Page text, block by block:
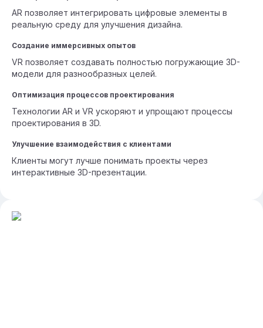
AR позволяет интегрировать цифровые элементы в
реальную среду для улучшения дизайна.
Создание иммерсивных опытов
VR позволяет создавать полностью погружающие 3D-
модели для разнообразных целей.
Оптимизация процессов проектирования
Технологии AR и VR ускоряют и упрощают процессы
проектирования в 3D.
Улучшение взаимодействия с клиентами
Клиенты могут лучше понимать проекты через
интерактивные 3D-презентации.